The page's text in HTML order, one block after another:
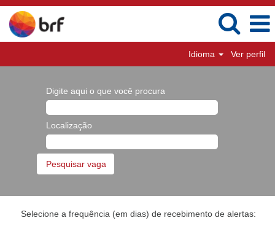
Idioma Ver perfil
Digite aqui o que você procura
Localização
Selecione a frequência (em dias) de recebimento de alertas: